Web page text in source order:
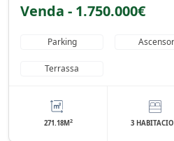
Venda - 1.750.000€
Parking Ascensor
Terrassa
271.18M2 3